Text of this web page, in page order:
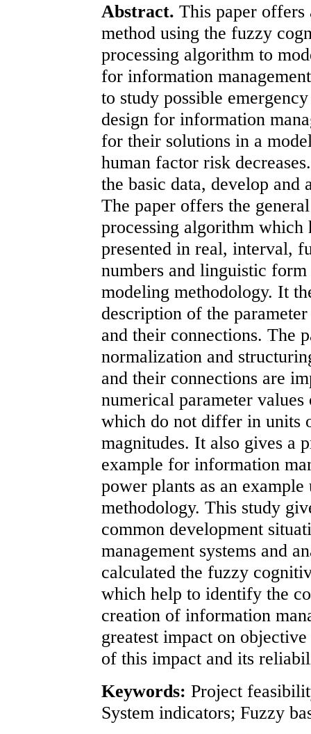
Abstract. This paper offers
method using the fuzzy
processing algorithm to
for information
to study possible
design for information
for their solutions in a
human factor risk
the basic data, develop
The paper offers the
processing algorithm which
presented in real, interval,
numbers and linguistic
modeling methodology. It
description of the
and their connections. The
normalization and
and their connections are
numerical parameter
which do not differ in units
magnitudes. It also gives a
example for information
power plants as an
methodology. This study
common development
management systems and
calculated the fuzzy
which help to identify the
creation of information
greatest impact on
of this impact and its
Keywords: Project
System indicators; Fuzzy